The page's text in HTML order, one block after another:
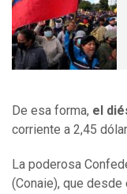
De esa forma, el
corriente a 2,45
La poderosa
(Conaie), que